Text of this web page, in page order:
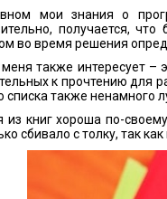
мои знания о
получается,
во время решения
также интересует –
к прочтению для
списка также ненамного
из книг хороша по-
сбивало с толку, так